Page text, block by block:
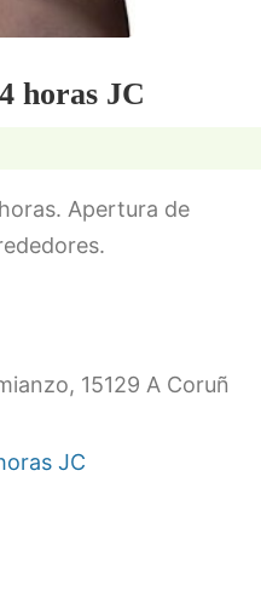
horas JC
Apertura de
15129 A Coruñ
JC